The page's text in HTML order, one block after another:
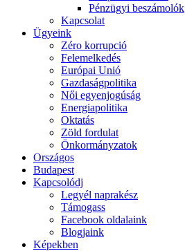
Pénzügyi beszámolók
Kapcsolat
Ügyeink
Zéro korrupció
Felemelkedés
Európai Unió
Gazdaságpolitika
Női egyenjogúság
Energiapolitika
Oktatás
Zöld fordulat
Önkormányzatok
Országos
Budapest
Kapcsolódj
Legyél naprakész
Támogass
Facebook oldalaink
Blogjaink
Képekben